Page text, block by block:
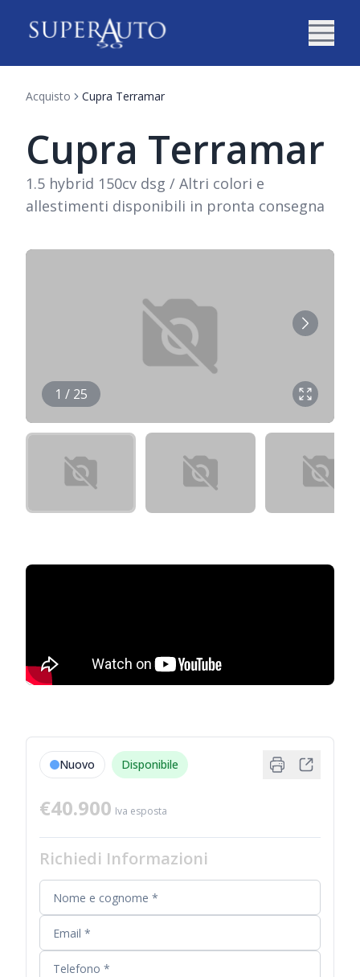
Acquisto Cupra Terramar
Cupra Terramar
1.5 hybrid 150cv dsg / Altri colori e
allestimenti disponibili in pronta consegna
1 / 25
Nuovo Disponibile
€40.900 Iva esposta
Richiedi Informazioni